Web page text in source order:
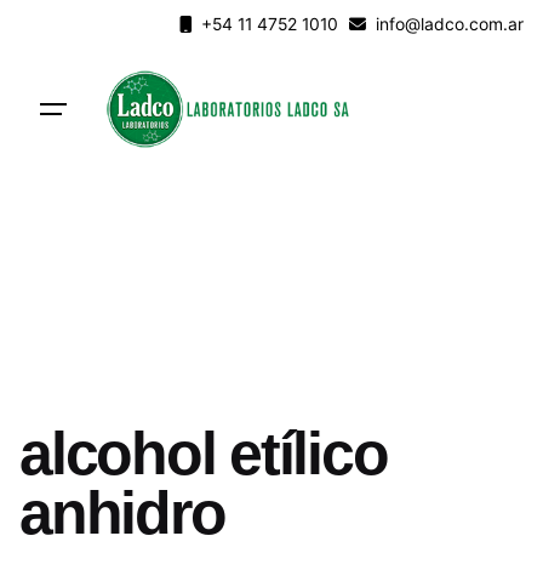
+54 11 4752 1010 info@ladco.com.ar
alcohol etílico
anhidro